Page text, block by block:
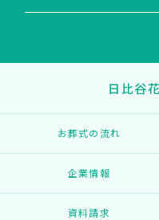
日比谷
お葬式の流れ
企業情報
資料請求